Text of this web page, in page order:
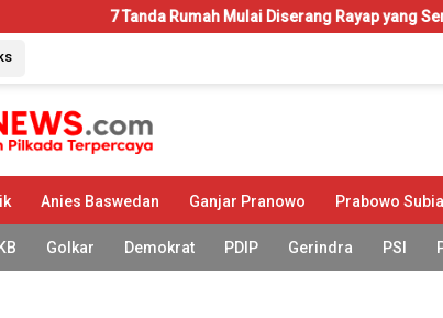
Rumah Mulai Diserang Rayap yang Sering Tidak Disadari
Anies Baswedan Ganjar Pranowo Prabowo
Golkar Demokrat PDIP Gerindra PSI